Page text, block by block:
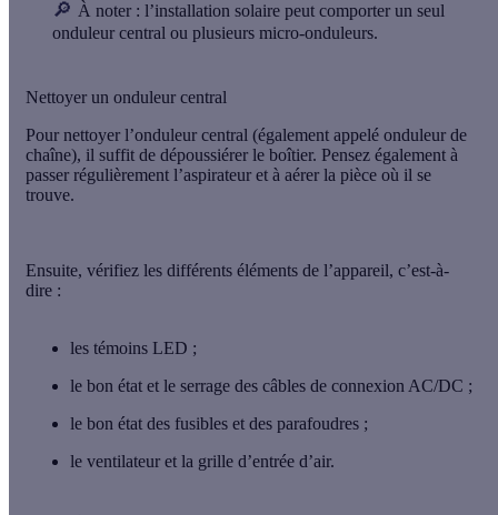
🔎 À noter : l’installation solaire peut comporter un seul
onduleur central ou plusieurs micro-onduleurs.
Nettoyer un onduleur central
Pour nettoyer l’onduleur central (également appelé onduleur de
chaîne), il suffit de dépoussiérer le boîtier. Pensez également à
passer régulièrement l’aspirateur et à aérer la pièce où il se
trouve.
Ensuite, vérifiez les différents éléments de l’appareil, c’est-à-
dire :
les témoins LED ;
le bon état et le serrage des câbles de connexion AC/DC ;
le bon état des fusibles et des parafoudres ;
le ventilateur et la grille d’entrée d’air.